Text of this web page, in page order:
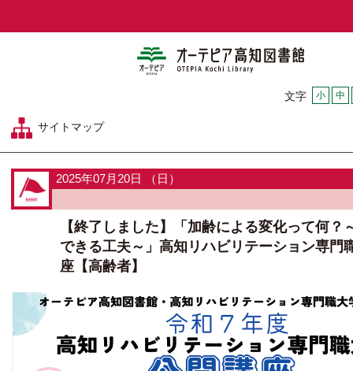
文字 小 中
サイトマップ
2025年07月20日 （日）
【終了しました】「加齢による変化って何？
できる工夫～」高知リハビリテーション専門
座【高齢者】